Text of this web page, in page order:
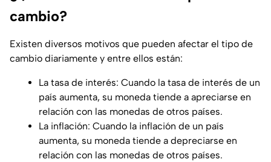
cambio?
Existen diversos motivos que pueden afectar el tipo de
cambio diariamente y entre ellos están:
La tasa de interés: Cuando la tasa de interés de un
país aumenta, su moneda tiende a apreciarse en
relación con las monedas de otros países.
La inflación: Cuando la inflación de un país
aumenta, su moneda tiende a depreciarse en
relación con las monedas de otros países.